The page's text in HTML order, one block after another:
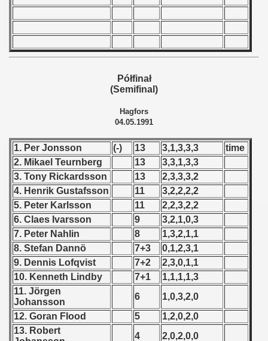
Półfinał
(Semifinal)
Hagfors
04.05.1991
1. Per Jonsson (-) 13 3,1,3,3,3
time
2. Mikael Teurnberg
13
3,3,1,3,3
3. Tony Rickardsson
13
2,3,3,3,2
4. Henrik Gustafsson
11
3,2,2,2,2
5. Peter Karlsson
11
2,2,3,2,2
6. Claes Ivarsson
9
3,2,1,0,3
7. Peter Nahlin
8
1,3,2,1,1
8. Stefan Dannö
7+3
0,1,2,3,1
9. Dennis Lofqvist
7+2
2,3,0,1,1
10. Kenneth Lindby
7+1
1,1,1,1,3
11. Jörgen
Johansson
6
1,0,3,2,0
12. Goran Flood
5
1,2,0,2,0
13. Robert
4 2,0,2,0,0
- 1963
- 1968
- 1969
- 1970